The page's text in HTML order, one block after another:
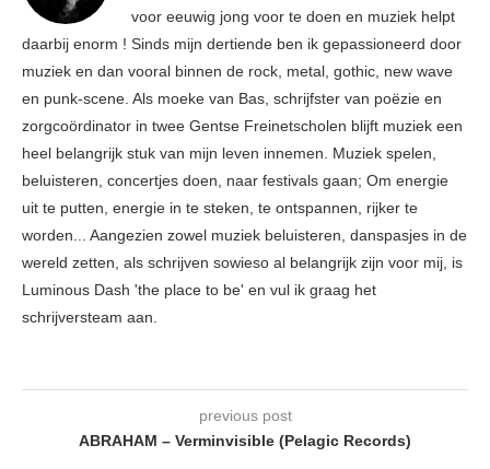
voor eeuwig jong voor te doen en muziek helpt
daarbij enorm ! Sinds mijn dertiende ben ik gepassioneerd door
muziek en dan vooral binnen de rock, metal, gothic, new wave
en punk-scene. Als moeke van Bas, schrijfster van poëzie en
zorgcoördinator in twee Gentse Freinetscholen blijft muziek een
heel belangrijk stuk van mijn leven innemen. Muziek spelen,
beluisteren, concertjes doen, naar festivals gaan; Om energie
uit te putten, energie in te steken, te ontspannen, rijker te
worden... Aangezien zowel muziek beluisteren, danspasjes in de
wereld zetten, als schrijven sowieso al belangrijk zijn voor mij, is
Luminous Dash 'the place to be' en vul ik graag het
schrijversteam aan.
previous post
ABRAHAM – Verminvisible (Pelagic Records)